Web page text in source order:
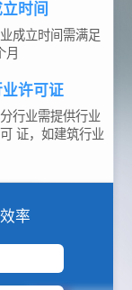
时间
成立时间需满足
月
许可证
行业需提供行业
证，如建筑行业
率